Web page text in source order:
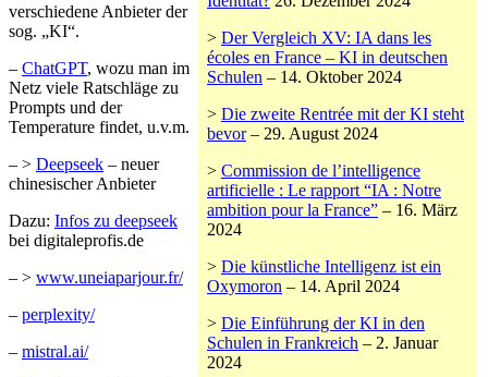
> Der Vergleich XV: IA dans les
écoles en France – KI in deutschen
Schulen – 14. Oktober 2024
> Die zweite Rentrée mit der KI steht
bevor– 29. August 2024
> Commission de l’intelligence
artificielle : Le rapport “IA : Notre
ambition pour la France” – 16. März
2024
> Die künstliche Intelligenz ist ein
Oxymoron – 14. April 2024
> Die Einführung der KI in den
Schulen in Frankreich – 2. Januar
2024
verschiedene Anbieter der
sog. „KI“.
– ChatGPT, wozu man im
Netz viele Ratschläge zu
Prompts und der
Temperature findet, u.v.m.
– > Deepseek – neuer
chinesischer Anbieter
Dazu: Infos zu deepseek
bei digitaleprofis.de
– > www.uneiaparjour.fr/
– perplexity/
– mistral.ai/